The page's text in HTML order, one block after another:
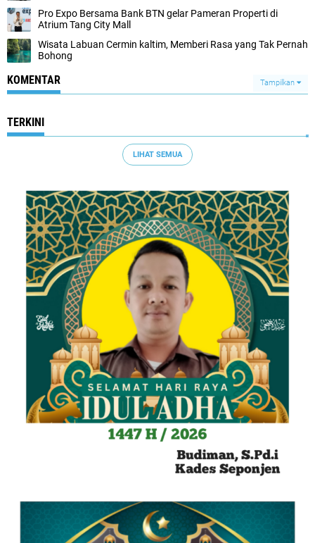
Pro Expo Bersama Bank BTN gelar Pameran Properti di
Atrium Tang City Mall
Wisata Labuan Cermin kaltim, Memberi Rasa yang Tak Pernah
Bohong
KOMENTAR Tampilkan
TERKINI
LIHAT SEMUA